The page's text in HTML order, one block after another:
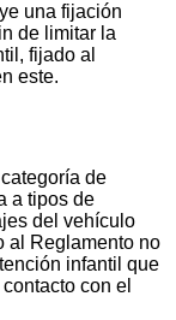
una fijación
de limitar la
fijado al
este.
de
a tipos de
del vehículo
al Reglamento no
infantil que
con el